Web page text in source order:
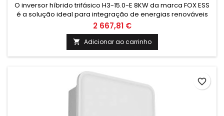
O inversor híbrido trifásico H3-15.0-E 8KW da marca FOX ESS
é a solução ideal para integração de energias renováveis
em sistemas de climatização. Garante eficiência energética
e sustentabilidade, proporcionando economia e conforto
para residências e empresas. Preços válidos até 30/6/2025
na compra conjunta com paineis fotovoltaicos. Compra sem
paineis...
2 667,81 €
 Adicionar ao carrinho
favorite_border